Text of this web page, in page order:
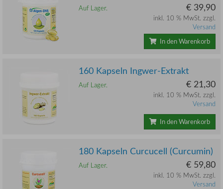
Auf Lager. € 39,90
inkl. 10 % MwSt. zzgl.
Versand
In den Warenkorb
160 Kapseln Ingwer-Extrakt
Auf Lager. € 21,30
inkl. 10 % MwSt. zzgl.
Versand
In den Warenkorb
180 Kapseln Curcucell (Curcumin)
Auf Lager. € 59,80
inkl. 10 % MwSt. zzgl.
Versand